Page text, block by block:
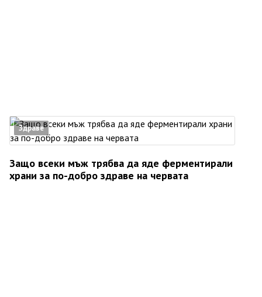
Здраве
Защо всеки мъж трябва да яде ферментирали
храни за по-добро здраве на червата